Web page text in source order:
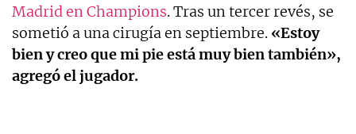
Madrid en Champions. Tras un tercer revés, se
sometió a una cirugía en septiembre. «Estoy
bien y creo que mi pie está muy bien también»,
agregó el jugador.